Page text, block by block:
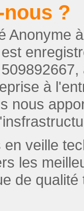
?
Anonyme
à
nous
veille
les
de